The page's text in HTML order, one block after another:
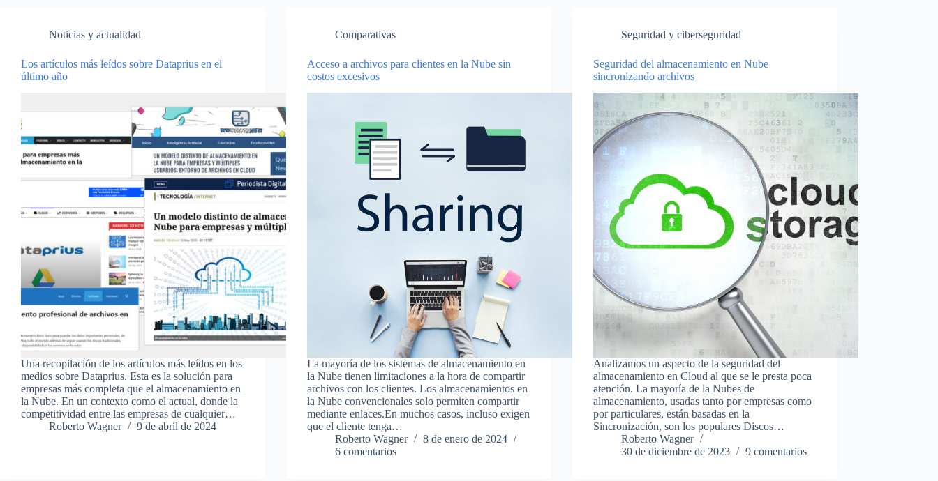
Noticias y actualidad
Los artículos más leídos sobre Dataprius en el
último año
Una recopilación de los artículos más leídos en los
medios sobre Dataprius. Esta es la solución para
empresas más completa que el almacenamiento en
la Nube. En un contexto como el actual, donde la
competitividad entre las empresas de cualquier…
Roberto Wagner
9 de abril de 2024
Comparativas
Acceso a archivos para clientes en la Nube sin
costos excesivos
La mayoría de los sistemas de almacenamiento en
la Nube tienen limitaciones a la hora de compartir
archivos con los clientes. Los almacenamientos en
la Nube convencionales solo permiten compartir
mediante enlaces.En muchos casos, incluso exigen
que el cliente tenga…
Roberto Wagner
8 de enero de 2024
6 comentarios
Seguridad y ciberseguridad
Seguridad del almacenamiento en Nube
sincronizando archivos
Analizamos un aspecto de la seguridad del
almacenamiento en Cloud al que se le presta poca
atención. La mayoría de la Nubes de
almacenamiento, usadas tanto por empresas como
por particulares, están basadas en la
Sincronización, son los populares Discos…
Roberto Wagner
30 de diciembre de 2023
9 comentarios